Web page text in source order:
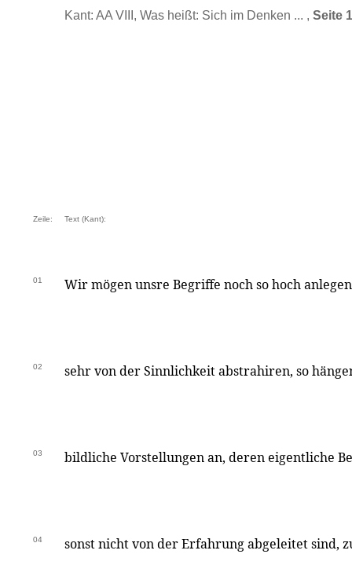
Kant: AA VIII, Was heißt: Sich im Denken ... , Seite
Zeile: Text (Kant):
01 Wir mögen unsre Begriffe noch so hoch
02 sehr von der Sinnlichkeit abstrahiren, so
03 bildliche Vorstellungen an, deren eigentliche
04 sonst nicht von der Erfahrung abgeleitet sind,